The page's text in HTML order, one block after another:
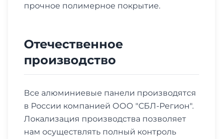
прочное полимерное покрытие.
Отечественное
производство
Все алюминиевые панели производятся
в России компанией ООО "СБЛ-Регион".
Локализация производства позволяет
нам осуществлять полный контроль